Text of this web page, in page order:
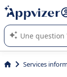
répondre
L'IA de Appvizer
logiciel SaaS en